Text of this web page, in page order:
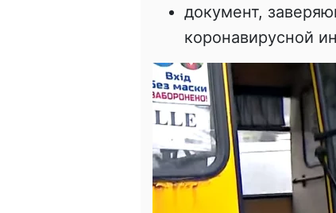
документ,
коронавирусной